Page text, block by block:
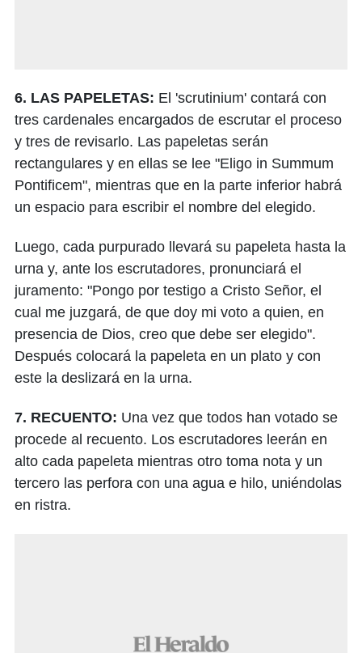
6. LAS PAPELETAS: El 'scrutinium' contará con
tres cardenales encargados de escrutar el proceso
y tres de revisarlo. Las papeletas serán
rectangulares y en ellas se lee "Eligo in Summum
Pontificem", mientras que en la parte inferior habrá
un espacio para escribir el nombre del elegido.
Luego, cada purpurado llevará su papeleta hasta la
urna y, ante los escrutadores, pronunciará el
juramento: "Pongo por testigo a Cristo Señor, el
cual me juzgará, de que doy mi voto a quien, en
presencia de Dios, creo que debe ser elegido".
Después colocará la papeleta en un plato y con
este la deslizará en la urna.
7. RECUENTO: Una vez que todos han votado se
procede al recuento. Los escrutadores leerán en
alto cada papeleta mientras otro toma nota y un
tercero las perfora con una agua e hilo, uniéndolas
en ristra.